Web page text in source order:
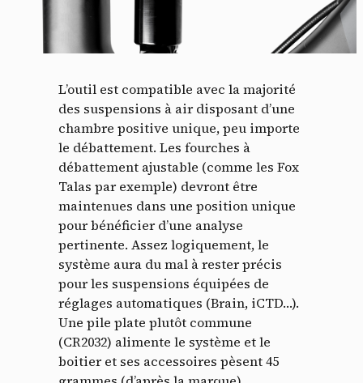
L’outil est compatible avec la majorité
des suspensions à air disposant d’une
chambre positive unique, peu importe
le débattement. Les fourches à
débattement ajustable (comme les Fox
Talas par exemple) devront être
maintenues dans une position unique
pour bénéficier d’une analyse
pertinente. Assez logiquement, le
système aura du mal à rester précis
pour les suspensions équipées de
réglages automatiques (Brain, iCTD…).
Une pile plate plutôt commune
(CR2032) alimente le système et le
boitier et ses accessoires pèsent 45